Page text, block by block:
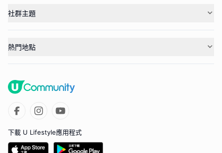
社群主題
熱門地點
下載 U Lifestyle應用程式